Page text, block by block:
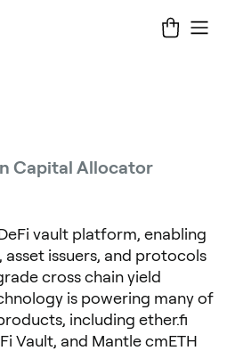
Capital Allocator
vault platform, enabling
issuers, and protocols
cross chain yield
is powering many of
including ether.fi
Vault, and Mantle cmETH